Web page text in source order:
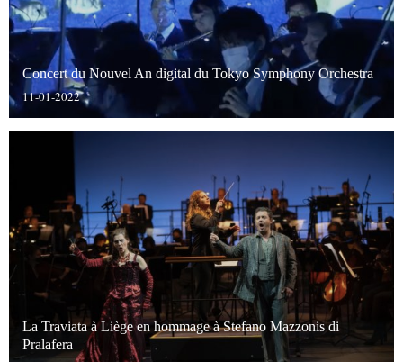
Concert du Nouvel An digital du Tokyo Symphony Orchestra
11-01-2022
La Traviata à Liège en hommage à Stefano Mazzonis di
Pralafera